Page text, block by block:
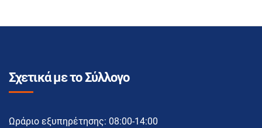
Σχετικά με το Σύλλογο
Ωράριο εξυπηρέτησης: 08:00-14:00